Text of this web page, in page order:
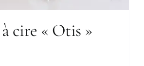
cire « Otis »